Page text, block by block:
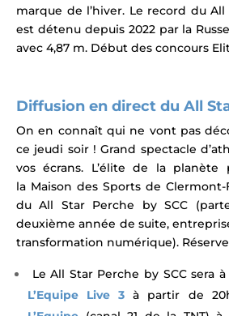
marque de l’hiver. Le record du All
est détenu depuis 2022 par la
avec 4,87 m. Début des concours
Diffusion en direct du All
On en connaît qui ne vont pas
ce jeudi soir ! Grand spectacle
vos écrans. L’élite de la
la Maison des Sports de Clermont-
du All Star Perche by SCC
deuxième année de suite,
transformation numérique).
Le All Star Perche by SCC sera
L’Equipe Live 3 à partir de